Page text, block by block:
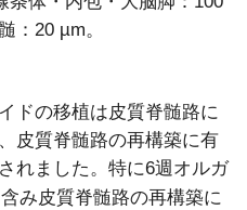
：20 µm。
ドの移植は皮質脊髄路に
皮質脊髄路の再構築に有
れました。特に6週オルガ
み皮質脊髄路の再構築に